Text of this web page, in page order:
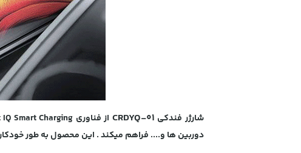
شارژر فندکی CRDYQ-01 از فناوری IQ Smart Charging
دوربین ها و.... فراهم میکند . این محصول به طور